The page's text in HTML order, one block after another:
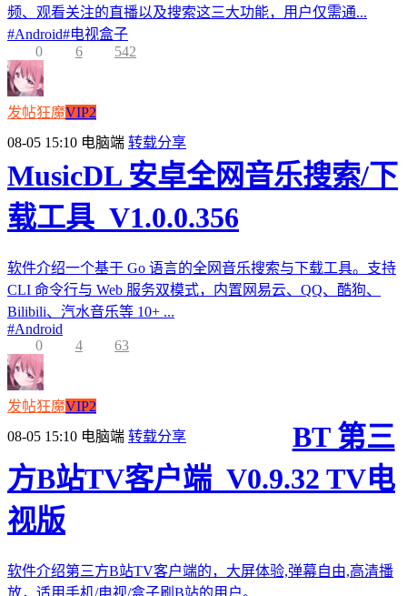
频、观看关注的直播以及搜索这三大功能，用户仅需通...
#Android#电视盒子
0
6 542
发帖狂魔VIP2
08-05 15:10 电脑端 转载分享
MusicDL 安卓全网音乐搜索/下
载工具_V1.0.0.356
软件介绍一个基于 Go 语言的全网音乐搜索与下载工具。支持
CLI 命令行与 Web 服务双模式，内置网易云、QQ、酷狗、
Bilibili、汽水音乐等 10+ ...
#Android
0
4 63
发帖狂魔VIP2
08-05 15:10 电脑端 转载分享
BT 第三
方B站TV客户端_V0.9.32 TV电
视版
软件介绍第三方B站TV客户端的，大屏体验,弹幕自由,高清播
放，适用手机/电视/盒子刷B站的用户。...